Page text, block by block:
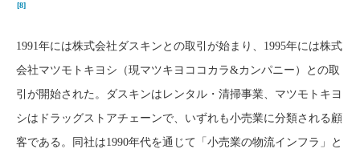
[8]
1991年には株式会社ダスキンとの取引が始まり、1995年には株式
会社マツモトキヨシ（現マツキヨココカラ&カンパニー）との取
引が開始された。ダスキンはレンタル・清掃事業、マツモトキヨ
シはドラッグストアチェーンで、いずれも小売業に分類される顧
客である。同社は1990年代を通じて「小売業の物流インフラ」と